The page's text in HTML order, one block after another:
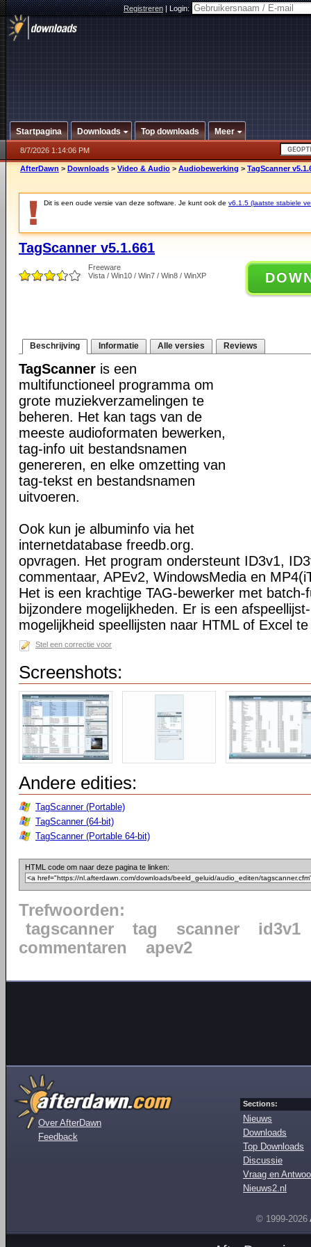
Registreren|Login:
Startpagina Downloads Top downloads Meer
8/7/2026 1:14:06 PM
AfterDawn > Downloads > Video & Audio > Audiobewerking > TagScanner
Dit is een oude versie van deze software. Je kunt ook de v6.1.5 (laatste stabiele
TagScanner v5.1.661
Freeware
Vista / Win10 / Win7 / Win8 / WinXP
Beschrijving Informatie Alle versies Reviews
TagScanner is een
multifunctioneel programma om
grote muziekverzamelingen te
beheren. Het kan tags van de
meeste audioformaten bewerken,
tag-info uit bestandsnamen
genereren, en elke omzetting van
tag-tekst en bestandsnamen
uitvoeren.
Ook kun je albuminfo via het
internetdatabase freedb.org.
opvragen. Het program ondersteunt ID3v1,
commentaar, APEv2, WindowsMedia en
Het is een krachtige TAG-bewerker met batch-
bijzondere mogelijkheden. Er is een
mogelijkheid speellijsten naar HTML of Excel
Stel een correctie voor
Screenshots:
Andere edities:
TagScanner (Portable)
TagScanner (64-bit)
TagScanner (Portable 64-bit)
HTML code om naar deze pagina te linken:
Trefwoorden:
tagscanner
tag scanner
id3v1
commentaren
apev2
Over AfterDawn
Feedback
Sections:
Nieuws
Downloads
Top Downloads
Discussie
Vraag en
Nieuws2.nl
© 1999-2026